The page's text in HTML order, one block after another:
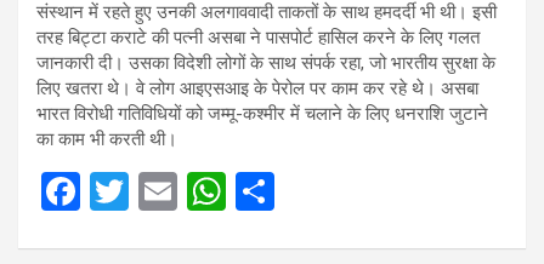
संस्थान में रहते हुए उनकी अलगाववादी ताकतों के साथ हमदर्दी भी थी। इसी
तरह बिट्टा कराटे की पत्नी असबा ने पासपोर्ट हासिल करने के लिए गलत
जानकारी दी। उसका विदेशी लोगों के साथ संपर्क रहा, जो भारतीय सुरक्षा के
लिए खतरा थे। वे लोग आइएसआइ के पेरोल पर काम कर रहे थे। असबा
भारत विरोधी गतिविधियों को जम्मू-कश्मीर में चलाने के लिए धनराशि जुटाने
का काम भी करती थी।
F
T
E
W